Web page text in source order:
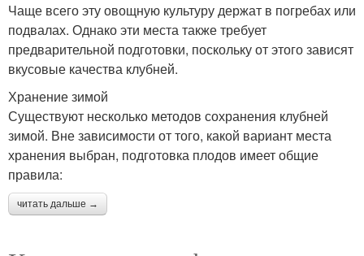
Чаще всего эту овощную культуру держат в погребах или
подвалах. Однако эти места также требует
предварительной подготовки, поскольку от этого зависят
вкусовые качества клубней.
Хранение зимой
Существуют несколько методов сохранения клубней
зимой. Вне зависимости от того, какой вариант места
хранения выбран, подготовка плодов имеет общие
правила:
читать дальше →